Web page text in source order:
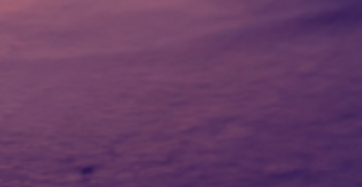
Teenused
Sündmused
Kontakt